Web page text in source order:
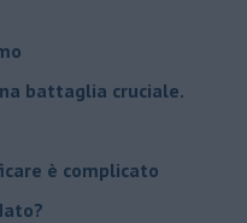
battaglia cruciale.
è complicato